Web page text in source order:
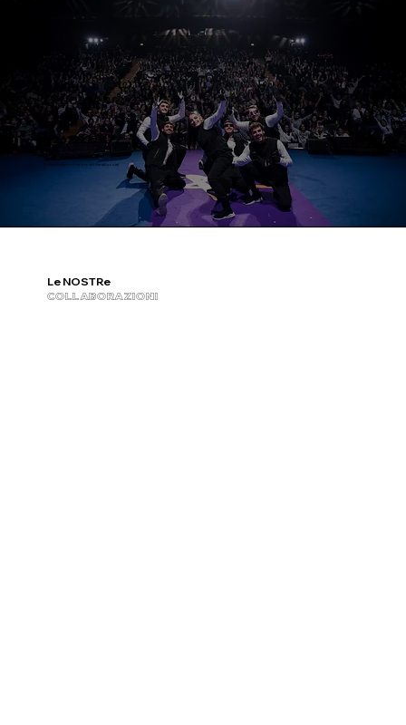
LA NOSTRA
COMMUNITY
5.262.955.872
Di visualizzazioni nei nostri canali social
Le NOSTRe
COLLABORAZIONI